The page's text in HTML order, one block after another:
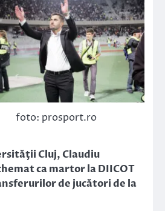
foto: prosport.ro
Cluj, Claudiu
ca martor la DIICOT
de jucători de la